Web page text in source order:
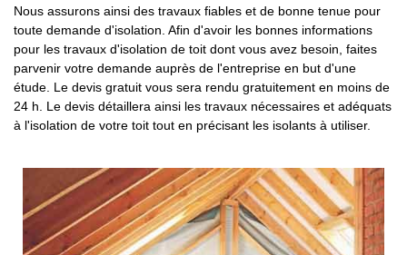
Nous assurons ainsi des travaux fiables et de bonne tenue pour
toute demande d'isolation. Afin d'avoir les bonnes informations
pour les travaux d'isolation de toit dont vous avez besoin, faites
parvenir votre demande auprès de l'entreprise en but d'une
étude. Le devis gratuit vous sera rendu gratuitement en moins de
24 h. Le devis détaillera ainsi les travaux nécessaires et adéquats
à l'isolation de votre toit tout en précisant les isolants à utiliser.